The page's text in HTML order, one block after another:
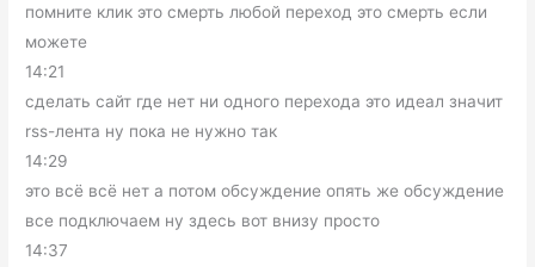
помните клик это смерть любой переход это смерть если
можете
14:21
сделать сайт где нет ни одного перехода это идеал значит
rss-лента ну пока не нужно так
14:29
это всё всё нет а потом обсуждение опять же обсуждение
все подключаем ну здесь вот внизу просто
14:37